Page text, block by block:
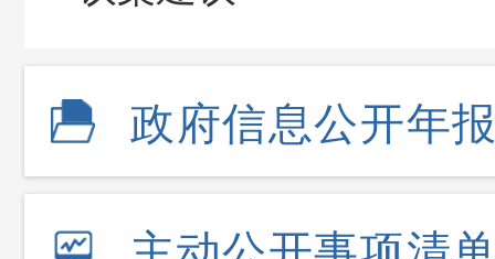
政府信息公开年